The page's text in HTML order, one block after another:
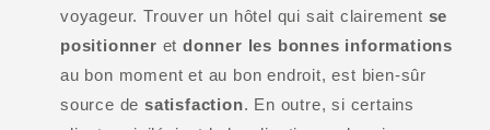
voyageur. Trouver un hôtel qui sait clairement se
positionner etdonner les bonnes informations
au bon moment et au bon endroit, est bien-sûr
source de satisfaction. En outre, si certains